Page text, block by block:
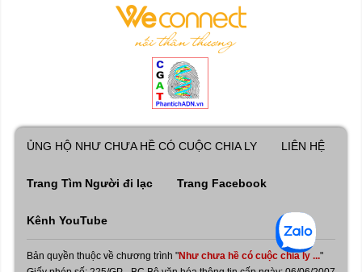
ỦNG HỘ NHƯ CHƯA HỀ CÓ CUỘC CHIA LY LIÊN HỆ
Trang Tìm Người đi lạc Trang Facebook
Kênh YouTube
Bản quyền thuộc về chương trình "Như chưa hề có cuộc chia ly ..."